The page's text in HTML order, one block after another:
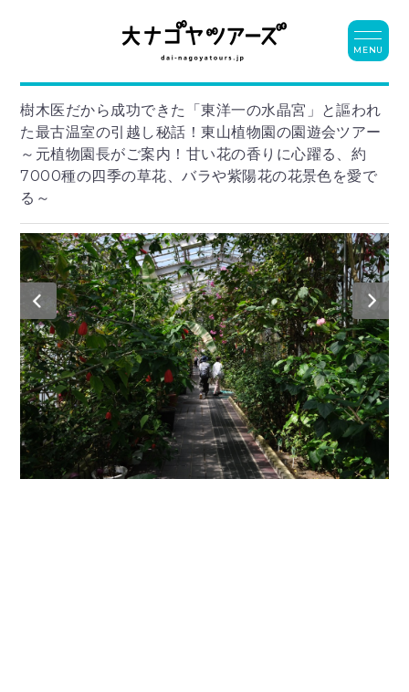
樹木医だから成功できた「東洋一の水晶宮」と謳われ
た最古温室の引越し秘話！東山植物園の園遊会ツアー
～元植物園長がご案内！甘い花の香りに心躍る、約
7000種の四季の草花、バラや紫陽花の花景色を愛で
る～
MENU